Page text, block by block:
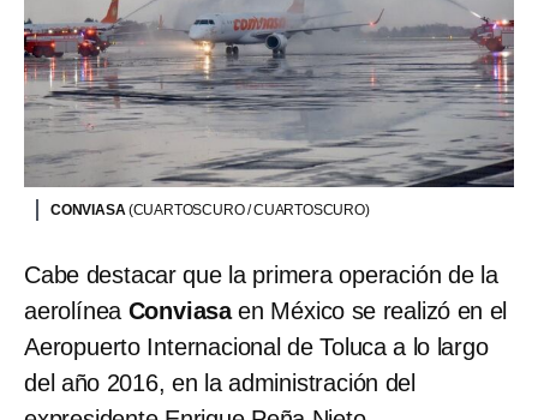
CONVIASA(CUARTOSCURO / CUARTOSCURO)
Cabe destacar que la primera operación de la
aerolínea Conviasaen México se realizó en el
Aeropuerto Internacional de Toluca a lo largo
del año 2016, en la administración del